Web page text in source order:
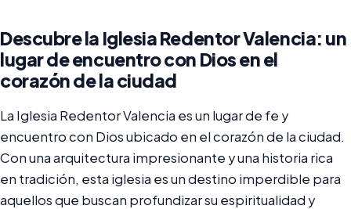
Descubre la Iglesia Redentor Valencia: un
lugar de encuentro con Dios en el
corazón de la ciudad
La Iglesia Redentor Valencia es un lugar de fe y
encuentro con Dios ubicado en el corazón de la ciudad.
Con una arquitectura impresionante y una historia rica
en tradición, esta iglesia es un destino imperdible para
aquellos que buscan profundizar su espiritualidad y